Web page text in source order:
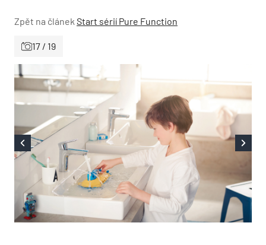
Zpět na článek Start sérií Pure Function
17 / 19